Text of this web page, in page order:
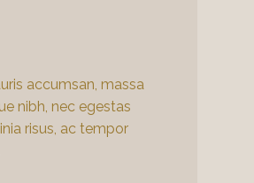
accumsan, massa
nibh, nec egestas
risus, ac tempor